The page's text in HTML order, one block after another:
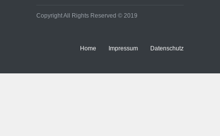
Copyright All Rights Reserved © 2019
Home Impressum Datenschutz